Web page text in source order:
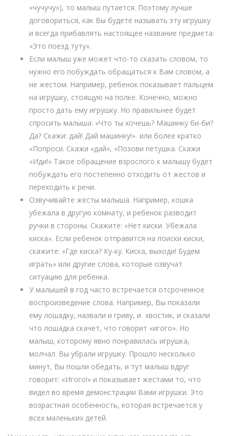
«чучучу»), то малыш путается. Поэтому лучше
договориться, как Вы будете называть эту игрушку
и всегда прибавлять настоящее название предмета:
«Это поезд туту».
Если малыш уже может что-то сказать словом, то
нужно его побуждать обращаться к Вам словом, а
не жестом. Например, ребенок показывает пальцем
на игрушку, стоящую на полке. Конечно, можно
просто дать ему игрушку. Но правильнее будет
спросить малыша: «Что ты хочешь? Машинку би-би?
Да? Скажи: дай! Дай машинку!» или более кратко
«Попроси. Скажи «дай», «Позови петушка. Скажи
«Иди!» Такое обращение взрослого к малышу будет
побуждать его постепенно отходить от жестов и
переходить к речи.
Озвучивайте жесты малыша. Например, кошка
убежала в другую комнату, и ребенок разводит
ручки в стороны. Скажите: «Нет киски. Убежала
киска». Если ребенок отправится на поиски киски,
скажите: «Где киска? Ку-ку. Киска, выходи! Будем
играть» или другие слова, которые озвучат
ситуацию для ребенка.
У малышей в год часто встречается отсроченное
воспроизведение слова. Например, Вы показали
ему лошадку, назвали и гриву, и хвостик, и сказали
что лошадка скачет, что говорит «игого». Но
малыш, которому явно понравилась игрушка,
молчал. Вы убрали игрушку. Прошло несколько
минут, Вы пошли обедать, и тут малыш вдруг
говорит: «Игого!» и показывает жестами то, что
видел во время демонстрации Вами игрушки. Это
возрастная особенность, которая встречается у
всех маленьких детей.